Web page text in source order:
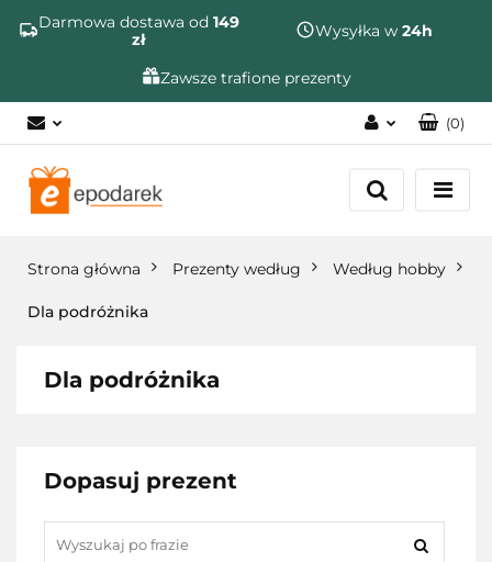
Darmowa dostawa od 149
zł
Wysyłka w 24h
Zawsze trafione prezenty
Szukaj
Zaloguj się
Zarejestruj się
Zgody cookies
(0)
Strona główna Prezenty według Według hobby
Dla podróżnika
Dla podróżnika
Dopasuj prezent